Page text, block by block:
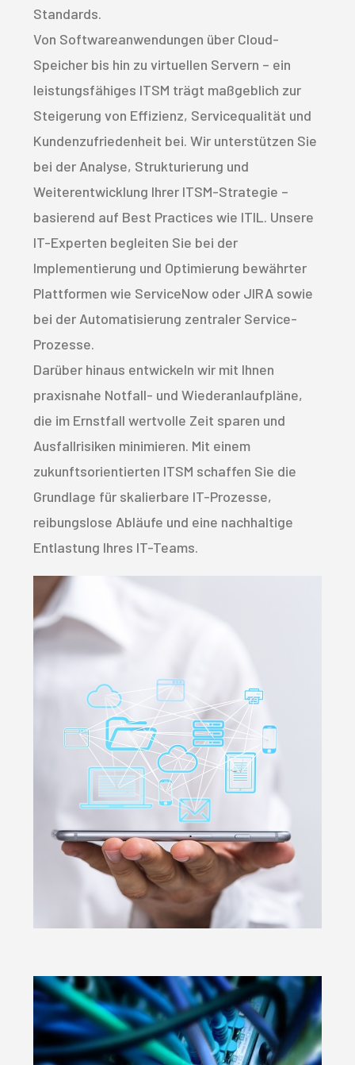
Standards.
Von Softwareanwendungen über Cloud-
Speicher bis hin zu virtuellen Servern – ein
leistungsfähiges ITSM trägt maßgeblich zur
Steigerung von Effizienz, Servicequalität und
Kundenzufriedenheit bei. Wir unterstützen Sie
bei der Analyse, Strukturierung und
Weiterentwicklung Ihrer ITSM-Strategie –
basierend auf Best Practices wie ITIL. Unsere
IT-Experten begleiten Sie bei der
Implementierung und Optimierung bewährter
Plattformen wie ServiceNow oder JIRA sowie
bei der Automatisierung zentraler Service-
Prozesse.
Darüber hinaus entwickeln wir mit Ihnen
praxisnahe Notfall- und Wiederanlaufpläne,
die im Ernstfall wertvolle Zeit sparen und
Ausfallrisiken minimieren. Mit einem
zukunftsorientierten ITSM schaffen Sie die
Grundlage für skalierbare IT-Prozesse,
reibungslose Abläufe und eine nachhaltige
Entlastung Ihres IT-Teams.